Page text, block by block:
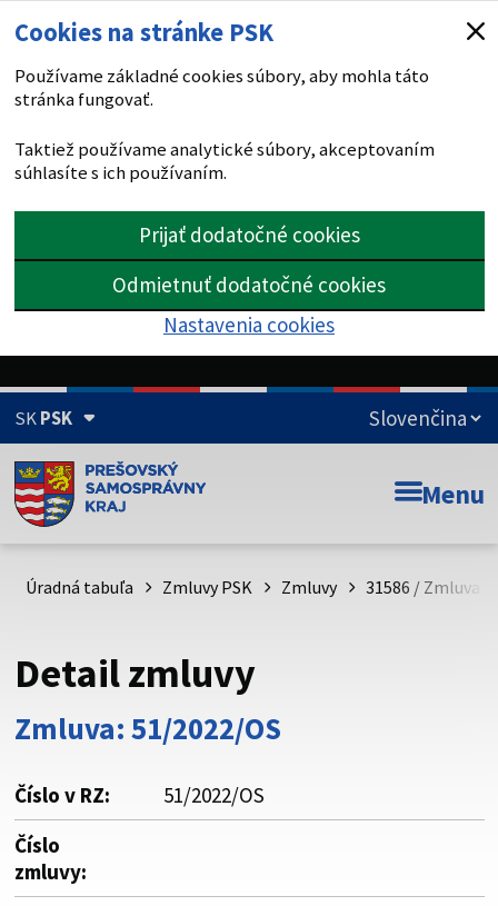
Cookies na stránke PSK
Používame základné cookies súbory, aby mohla táto
stránka fungovať.
Taktiež používame analytické súbory, akceptovaním
súhlasíte s ich používaním.
Prijať dodatočné cookies
Odmietnuť dodatočné cookies
Nastavenia cookies
SKPSK
Doména psk.sk je oficiálna
Toto je oficiálna webová stránka Prešovského
psk.sk.
Buďte pozorní a vždy sa uistite, že zdieľate informácie iba
cez zabezpečenú webovú stránku. Zabezpečená stránka
vždy začína https:// pred názvom domény webového sídla.
Menu
Úradná tabuľa Zmluvy PSK Zmluvy 31586 / Zmluva
Detail zmluvy
Zmluva: 51/2022/OS
Číslo v RZ:
51/2022/OS
Číslo
zmluvy: